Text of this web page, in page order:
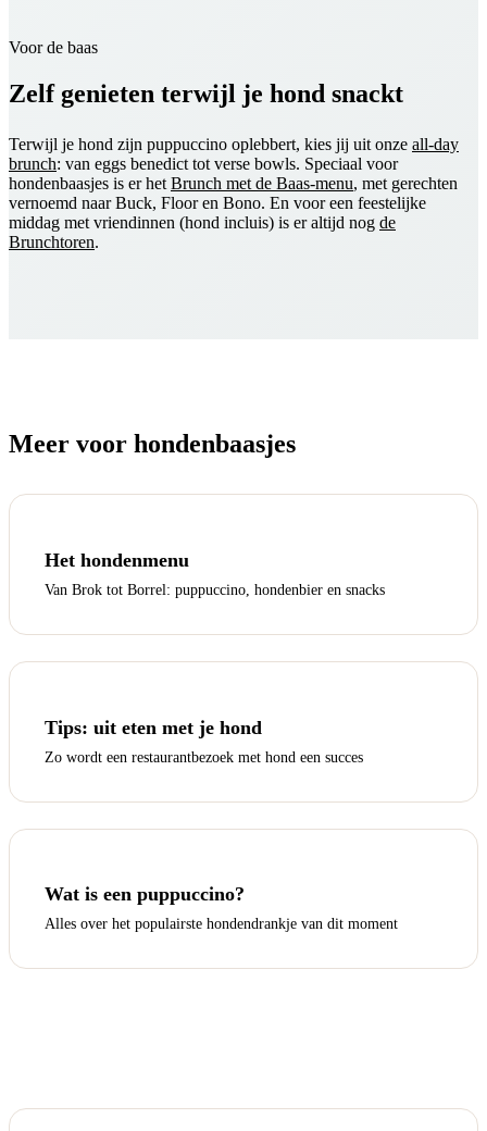
Voor de baas
Zelf genieten terwijl je hond snackt
Terwijl je hond zijn puppuccino oplebbert, kies jij uit onze all-day
brunch: van eggs benedict tot verse bowls. Speciaal voor
hondenbaasjes is er het Brunch met de Baas-menu, met gerechten
vernoemd naar Buck, Floor en Bono. En voor een feestelijke
middag met vriendinnen (hond incluis) is er altijd nog de
Brunchtoren.
Meer voor hondenbaasjes
Het hondenmenu
Van Brok tot Borrel: puppuccino, hondenbier en snacks
Tips: uit eten met je hond
Zo wordt een restaurantbezoek met hond een succes
Wat is een puppuccino?
Alles over het populairste hondendrankje van dit moment